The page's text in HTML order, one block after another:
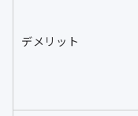
デメリット